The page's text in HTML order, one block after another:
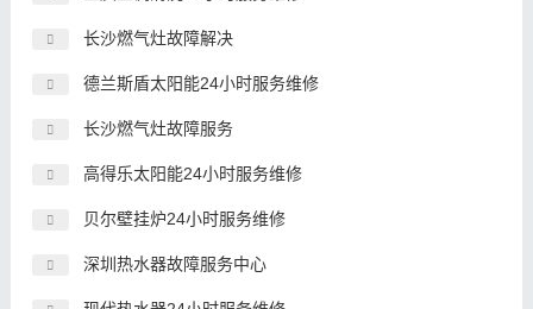
长沙燃气灶故障解决
德兰斯盾太阳能24小时服务维修
长沙燃气灶故障服务
高得乐太阳能24小时服务维修
贝尔壁挂炉24小时服务维修
深圳热水器故障服务中心